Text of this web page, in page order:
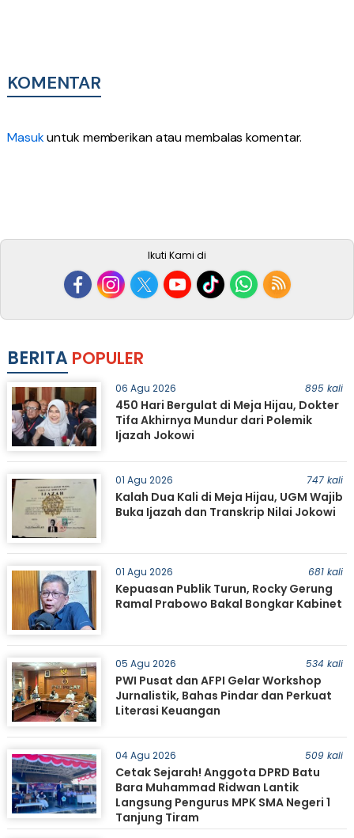
KOMENTAR
Masukuntuk memberikan atau membalas komentar.
Ikuti Kami di
BERITA POPULER
06 Agu 2026 895 kali
450 Hari Bergulat di Meja Hijau, Dokter
Tifa Akhirnya Mundur dari Polemik
Ijazah Jokowi
01 Agu 2026 747 kali
Kalah Dua Kali di Meja Hijau, UGM Wajib
Buka Ijazah dan Transkrip Nilai Jokowi
01 Agu 2026 681 kali
Kepuasan Publik Turun, Rocky Gerung
Ramal Prabowo Bakal Bongkar Kabinet
05 Agu 2026 534 kali
PWI Pusat dan AFPI Gelar Workshop
Jurnalistik, Bahas Pindar dan Perkuat
Literasi Keuangan
04 Agu 2026 509 kali
Cetak Sejarah! Anggota DPRD Batu
Bara Muhammad Ridwan Lantik
Langsung Pengurus MPK SMA Negeri 1
Tanjung Tiram